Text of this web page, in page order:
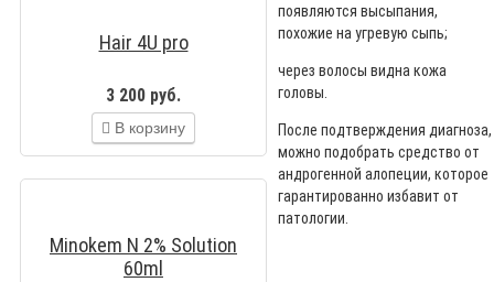
Hair 4U pro
3 200 руб.
В корзину
Minokem N 2% Solution
60ml
появляются высыпания,
похожие на угревую сыпь;
через волосы видна кожа
головы.
После подтверждения диагноза,
можно подобрать средство от
андрогенной алопеции, которое
гарантированно избавит от
патологии.